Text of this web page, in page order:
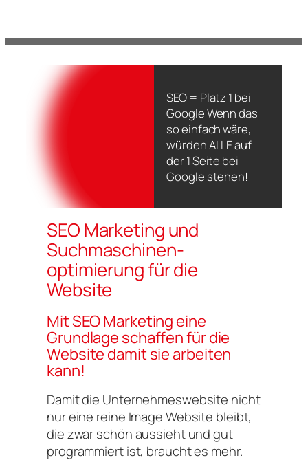
Blick aufs ProvenExpert-Profil werfen
SEO = Platz 1 bei
Google Wenn das
so einfach wäre,
würden ALLE auf
der 1 Seite bei
Google stehen!
SEO Marketing und
Suchmaschinen­
optimierung für die
Website
Mit SEO Marketing eine
Grundlage schaffen für die
Website damit sie arbeiten
kann!
Damit die Unternehmeswebsite nicht
nur eine reine Image Website bleibt,
die zwar schön aussieht und gut
programmiert ist, braucht es mehr.